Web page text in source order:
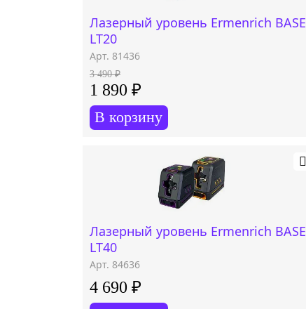
Лазерный уровень Ermenrich BASE
LT20
Арт. 81436
1 890 ₽
3 490 ₽
В корзину
Лазерный уровень Ermenrich BASE
LT40
Арт. 84636
4 690 ₽